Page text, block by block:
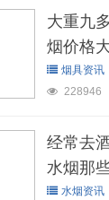
大重九
烟价格
烟具资讯
228946
经常去
水烟那
水烟资讯